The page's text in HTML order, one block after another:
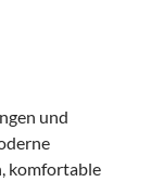
und
komfortable